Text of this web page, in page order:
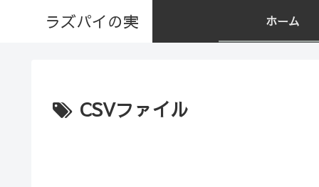
ラズパイの実 ホーム
CSVファイル